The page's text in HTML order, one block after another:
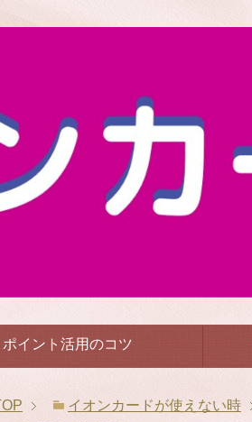
ポイント活用のコツ
イオンカードが使えない時